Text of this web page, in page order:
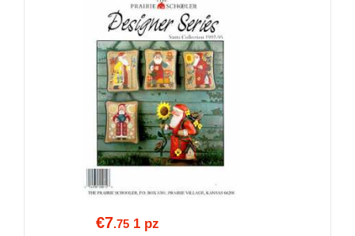
€7.75 1 pz